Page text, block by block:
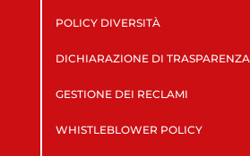
POLICY DIVERSITÀ
DICHIARAZIONE DI TRASPARENZA
GESTIONE DEI RECLAMI
WHISTLEBLOWER POLICY